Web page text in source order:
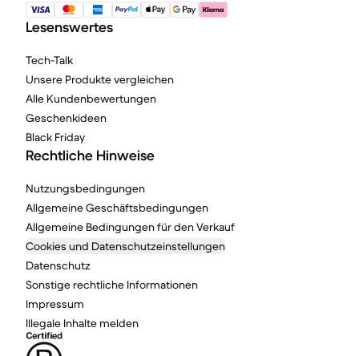
Lesenswertes
Tech-Talk
Unsere Produkte vergleichen
Alle Kundenbewertungen
Geschenkideen
Black Friday
Rechtliche Hinweise
Nutzungsbedingungen
Allgemeine Geschäftsbedingungen
Allgemeine Bedingungen für den Verkauf
Cookies und Datenschutzeinstellungen
Datenschutz
Sonstige rechtliche Informationen
Impressum
Illegale Inhalte melden